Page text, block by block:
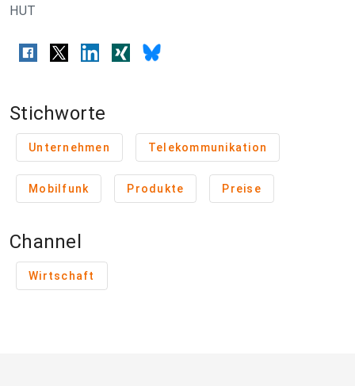
HUT
Stichworte
Unternehmen Telekommunikation
Mobilfunk Produkte Preise
Channel
Wirtschaft